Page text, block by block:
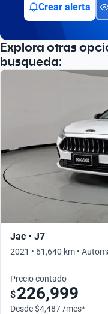
Crear alerta
Explora otras
busqueda:
Jac • J7
2021 • 61,640 km •
Precio contado
$226,999
Desde $4,487 /mes*